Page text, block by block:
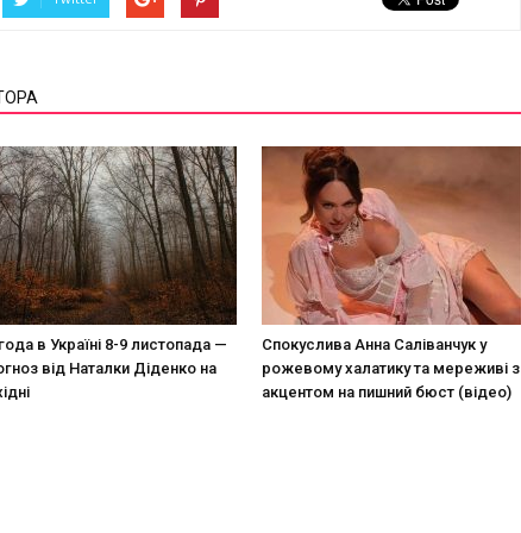
в Україні 8-9 листопада —
від Наталки Діденко на
Спокуслива Анна Саліванчук у
рожевому халатику та мереживі з
акцентом на пишний бюст (відео)